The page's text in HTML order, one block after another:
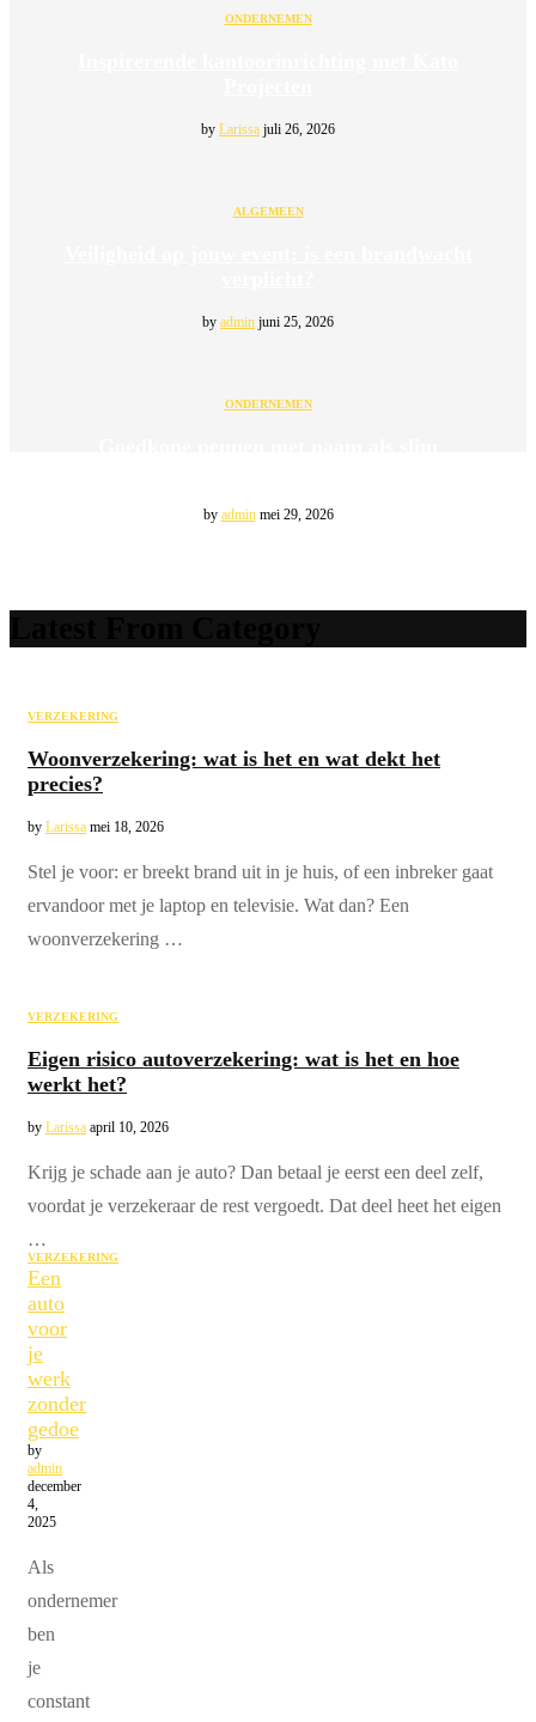
ONDERNEMEN
by Larissa juli 26, 2026
ALGEMEEN
by admin juni 25, 2026
ONDERNEMEN
by admin mei 29, 2026
VERZEKERING
Woonverzekering: wat is het en wat dekt het
precies?
by Larissa mei 18, 2026
Stel je voor: er breekt brand uit in je huis, of een inbreker gaat
ervandoor met je laptop en televisie. Wat dan? Een
woonverzekering …
VERZEKERING
Eigen risico autoverzekering: wat is het en hoe
werkt het?
by Larissa april 10, 2026
Krijg je schade aan je auto? Dan betaal je eerst een deel zelf,
voordat je verzekeraar de rest vergoedt. Dat deel heet het eigen
…
VERZEKERING
Een
auto
voor
je
werk
zonder
gedoe
by
admin
december
4,
2025
Als
ondernemer
ben
je
constant